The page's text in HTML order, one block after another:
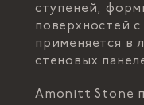
ступеней,
поверхностей
применяется в
стеновых
Amonitt Stone